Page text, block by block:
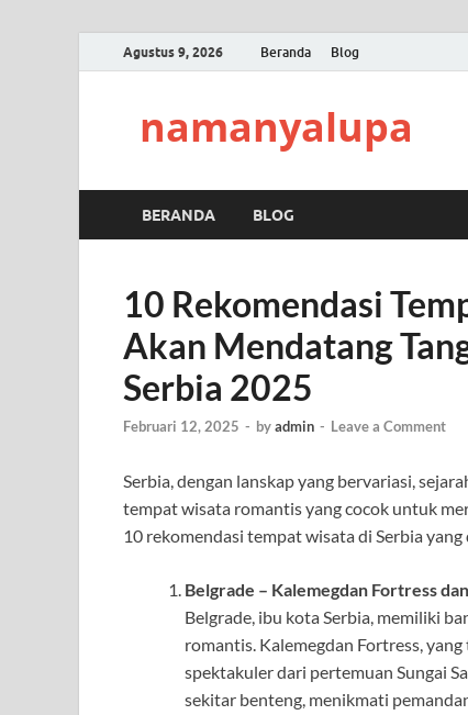
Agustus 9, 2026 Beranda Blog
namanyalupa
BERANDA BLOG
10 Rekomendasi
Akan Mendatang
Serbia 2025
Februari 12, 2025 - byadmin - Leave a Comment
Serbia, dengan lanskap yang bervariasi,
tempat wisata romantis yang cocok untuk
10 rekomendasi tempat wisata di Serbia
Belgrade – Kalemegdan Fortress
Belgrade, ibu kota Serbia, memiliki
romantis. Kalemegdan Fortress,
spektakuler dari pertemuan Sungai
sekitar benteng, menikmati